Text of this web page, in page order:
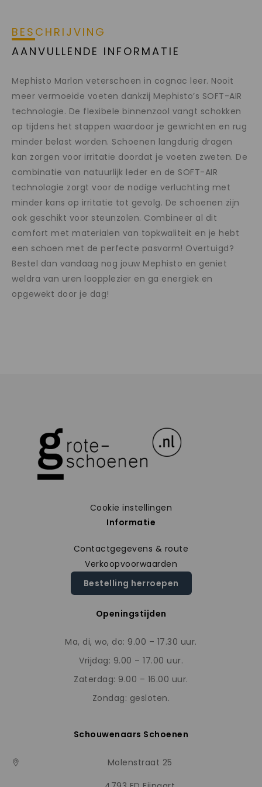
BESCHRIJVING
AANVULLENDE INFORMATIE
Mephisto Marlon veterschoen in cognac leer. Nooit
meer vermoeide voeten dankzij Mephisto’s SOFT-AIR
technologie. De flexibele binnenzool vangt schokken
op tijdens het stappen waardoor je gewrichten en rug
minder belast worden. Schoenen langdurig dragen
kan zorgen voor irritatie doordat je voeten zweten. De
combinatie van natuurlijk leder en de SOFT-AIR
technologie zorgt voor de nodige verluchting met
minder kans op irritatie tot gevolg. De schoenen zijn
ook geschikt voor steunzolen. Combineer al dit
comfort met materialen van topkwaliteit en je hebt
een schoen met de perfecte pasvorm! Overtuigd?
Bestel dan vandaag nog jouw Mephisto en geniet
weldra van uren loopplezier en ga energiek en
opgewekt door je dag!
Cookie instellingen
Informatie
Contactgegevens & route
Verkoopvoorwaarden
Bestelling herroepen
Openingstijden
Ma, di, wo, do: 9.00 – 17.30 uur.
Vrijdag: 9.00 – 17.00 uur.
Zaterdag: 9.00 – 16.00 uur.
Zondag: gesloten.
Schouwenaars Schoenen
Molenstraat 25